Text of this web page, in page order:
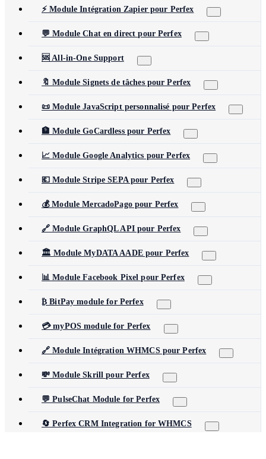
⚡ Module Intégration Zapier pour Perfex
💬 Module Chat en direct pour Perfex
🆘 All-in-One Support
🔖 Module Signets de tâches pour Perfex
📜 Module JavaScript personnalisé pour Perfex
🏦 Module GoCardless pour Perfex
📈 Module Google Analytics pour Perfex
💶 Module Stripe SEPA pour Perfex
💰 Module MercadoPago pour Perfex
🔗 Module GraphQL API pour Perfex
🏛️ Module MyDATA AADE pour Perfex
📊 Module Facebook Pixel pour Perfex
₿ BitPay module for Perfex
💳 myPOS module for Perfex
🔗 Module Intégration WHMCS pour Perfex
💸 Module Skrill pour Perfex
💬 PulseChat Module for Perfex
🔄 Perfex CRM Integration for WHMCS